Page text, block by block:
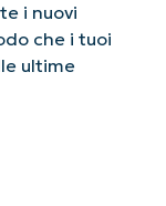
i nuovi
che i tuoi
ultime